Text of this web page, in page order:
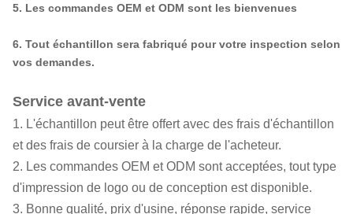
5. Les commandes OEM et ODM sont les bienvenues
6. Tout échantillon sera fabriqué pour votre inspection selon
vos demandes.
Service avant-vente
1. L'échantillon peut être offert avec des frais d'échantillon
et des frais de coursier à la charge de l'acheteur.
2. Les commandes OEM et ODM sont acceptées, tout type
d'impression de logo ou de conception est disponible.
3. Bonne qualité, prix d'usine, réponse rapide, service